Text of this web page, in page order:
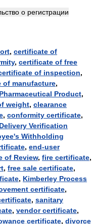
о регистрации
, certificate of
, certificate of free
of inspection,
of manufacture,
Product,
weight, clearance
, conformity certificate,
Delivery Verification
Withholding
, end-user
of Review, fire certificate,
, free sale certificate,
, Kimberley Process
certificate,
, sanitary
, vendor certificate,
certificate, divorce